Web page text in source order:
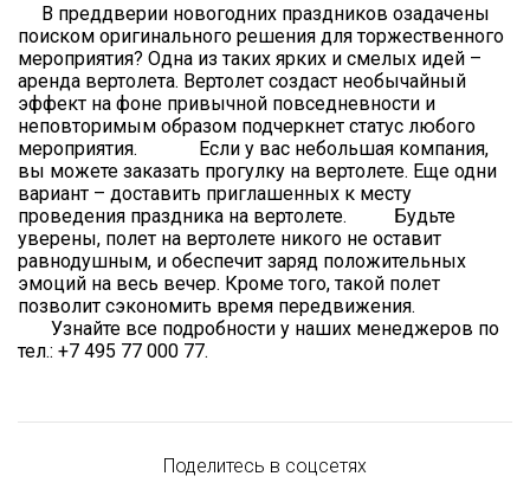
В преддверии новогодних праздников озадачены
поиском оригинального решения для торжественного
мероприятия? Одна из таких ярких и смелых идей –
аренда вертолета. Вертолет создаст необычайный
эффект на фоне привычной повседневности и
неповторимым образом подчеркнет статус любого
мероприятия. Если у вас небольшая компания,
вы можете заказать прогулку на вертолете. Еще одни
вариант – доставить приглашенных к месту
проведения праздника на вертолете. Будьте
уверены, полет на вертолете никого не оставит
равнодушным, и обеспечит заряд положительных
эмоций на весь вечер. Кроме того, такой полет
позволит сэкономить время передвижения.
Узнайте все подробности у наших менеджеров по
тел.: +7 495 77 000 77.
Поделитесь в соцсетях